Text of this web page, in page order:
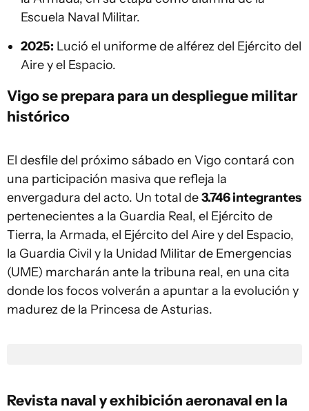
Escuela Naval Militar.
2025: Lució el uniforme de alférez del Ejército del
Aire y el Espacio.
Vigo se prepara para un despliegue militar
histórico
El desfile del próximo sábado en Vigo contará con
una participación masiva que refleja la
envergadura del acto. Un total de3.746 integrantes
pertenecientes a la Guardia Real, el Ejército de
Tierra, la Armada, el Ejército del Aire y del Espacio,
la Guardia Civil y la Unidad Militar de Emergencias
(UME) marcharán ante la tribuna real, en una cita
donde los focos volverán a apuntar a la evolución y
madurez de la Princesa de Asturias.
Revista naval y exhibición aeronaval en la